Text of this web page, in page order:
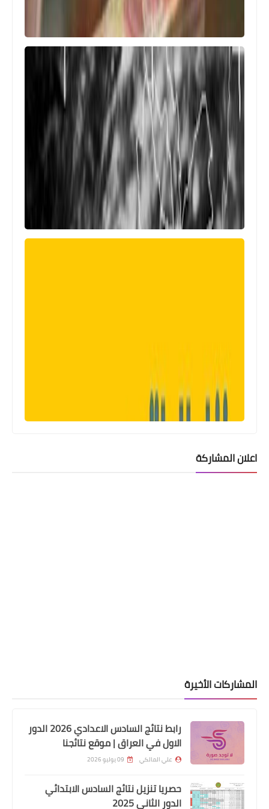
اسماء المشمولين بالرعاية الاحتماعية
محافظة الديوانية
اعلان المشاركة
المشاركات الأخيرة
رابط نتائج السادس الاعدادي 2026 الدور
الاول في العراق | موقع نتائجنا
علي المالكي 09 يوليو 2026
حصريا تنزيل نتائج السادس الابتدائي
الدور الثاني 2025